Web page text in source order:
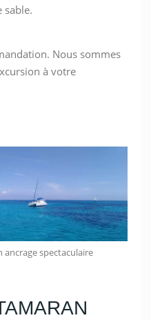
sable.
Nous sommes
à votre
ancrage spectaculaire